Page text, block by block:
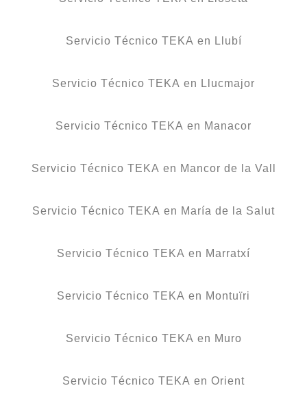
Servicio Técnico TEKA en Llubí
Servicio Técnico TEKA en Llucmajor
Servicio Técnico TEKA en Manacor
Servicio Técnico TEKA en Mancor de la Vall
Servicio Técnico TEKA en María de la Salut
Servicio Técnico TEKA en Marratxí
Servicio Técnico TEKA en Montuïri
Servicio Técnico TEKA en Muro
Servicio Técnico TEKA en Orient